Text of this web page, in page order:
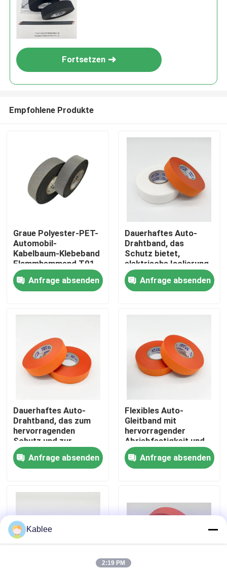
Startseite
Videos
VR Show
Über uns
Fabrik Tour
Qualitätskontrolle
Referenzen
Kabelbaumband für die Automobilindustrie
Fortsetzen
Empfohlene Produkte
Graue Polyester-PET-
Automobil-
Kabelbaum-Klebeband
Flammhemmend T01
Anfrage absenden
Dauerhaftes Auto-
Drahtband, das
Schutz bietet,
elektrische Isolierung
und lang anhaltende
Leistung für
Anfrage absenden
Dauerhaftes Auto-
Drahtband, das zum
hervorragenden
Schutz und zur
elektrischen Isolierung
der
Fahrzeugverkabelung
Anfrage absenden
Flexibles Auto-
Gleitband mit
hervorragender
Abriebfestigkeit und
elektrischer Isolierung
für Fahrzeuge
Anfrage absenden
Kablee
2:19 PM